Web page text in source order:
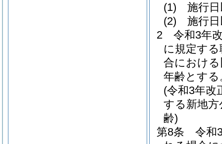
(1)
施行
(2)
施行
2
令和3年
に規定す
合におけ
年齢とする
(令和3年改
する新地
齢)
第8条
令和